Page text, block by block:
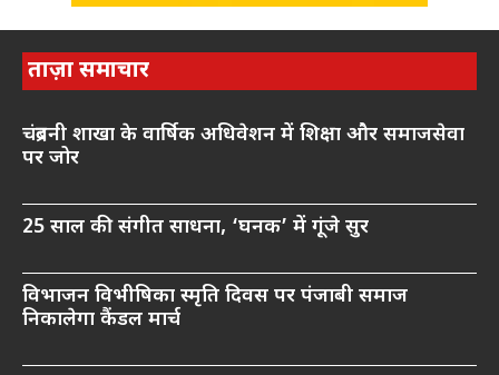
ताज़ा समाचार
चंद्रबनी शाखा के वार्षिक अधिवेशन में शिक्षा और समाजसेवा
पर जोर
25 साल की संगीत साधना, ‘घनक’ में गूंजे सुर
विभाजन विभीषिका स्मृति दिवस पर पंजाबी समाज
निकालेगा कैंडल मार्च